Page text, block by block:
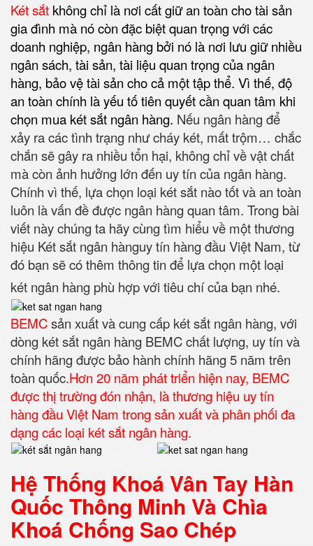
Két sắt không chỉ là nơi cất giữ an toàn cho tài sản
gia đình mà nó còn đặc biệt quan trọng với các
doanh nghiệp, ngân hàng bởi nó là nơi lưu giữ nhiều
ngân sách, tài sản, tài liệu quan trọng của ngân
hàng, bảo vệ tài sản cho cả một tập thể. Vì thế, độ
an toàn chính là yếu tố tiên quyết cần quan tâm khi
chọn mua két sắt ngân hàng. Nếu ngân hàng để
xảy ra các tình trạng như cháy két, mất trộm… chắc
chắn sẽ gây ra nhiều tổn hại, không chỉ về vật chất
mà còn ảnh hưởng lớn đến uy tín của ngân hàng.
Chính vì thế, lựa chọn loại két sắt nào tốt và an toàn
luôn là vấn đề được ngân hàng quan tâm. Trong bài
viết này chúng ta hãy cùng tìm hiểu về một thương
hiệu Két sắt ngân hànguy tín hàng đầu Việt Nam, từ
đó bạn sẽ có thêm thông tin để lựa chọn một loại
két ngân hàng phù hợp với tiêu chí của bạn nhé.
BEMCsản xuất và cung cấp két sắt ngân hàng, với
dòng két sắt ngân hàng BEMC chất lượng, uy tín và
chính hãng được bảo hành chính hãng 5 năm trên
toàn quốc.Hơn 20 năm phát triển hiện nay, BEMC
được thị trường đón nhận, là thương hiệu uy tín
hàng đầu Việt Nam trong sản xuất và phân phối đa
dạng các loại két sắt ngân hàng.
Hệ Thống Khoá Vân Tay Hàn
Quốc Thông Minh Và Chìa
Khoá Chống Sao Chép